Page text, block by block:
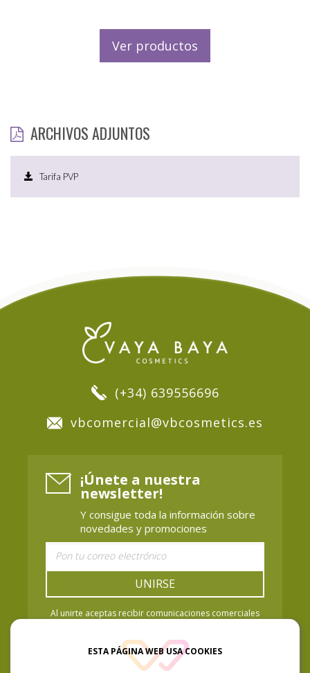
ESTA PÁGINA WEB USA COOKIES
Ver productos
ARCHIVOS ADJUNTOS
Tarifa PVP
(+34) 639556696
vbcomercial@vbcosmetics.es
¡Únete a nuestra
newsletter!
Y consigue toda la información sobre
novedades y promociones
UNIRSE
Al unirte aceptas recibir comunicaciones comerciales